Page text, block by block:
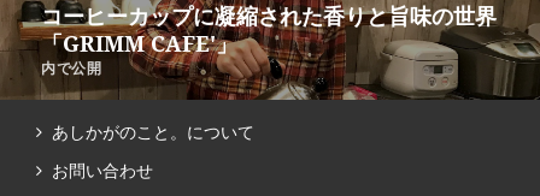
コーヒーカップに凝縮された香りと旨味の世界
「GRIMM CAFE′」
内で公開
あしかがのこと。について
お問い合わせ